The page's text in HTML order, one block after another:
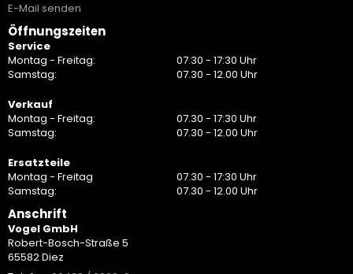
E-Mail senden
Öffnungszeiten
Service
Montag - Freitag:
07.30 - 17:30 Uhr
Samstag:
07.30 - 12.00 Uhr
Verkauf
Montag - Freitag:
07.30 - 17:30 Uhr
Samstag:
07.30 - 12.00 Uhr
Ersatzteile
Montag - Freitag
07.30 - 17:30 Uhr
Samstag:
07.30 - 12.00 Uhr
Anschrift
Vogel GmbH
Robert-Bosch-Straße 5
65582 Diez